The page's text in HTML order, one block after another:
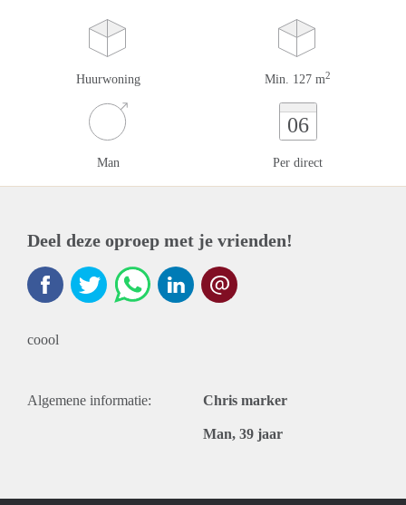
Huurwoning Min. 127 m2
Man
06
Per direct
Deel deze oproep met je vrienden!
coool
Algemene informatie: Chris marker
Man, 39 jaar